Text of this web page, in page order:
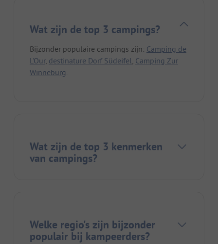
Wat zijn de top 3 campings?
Bijzonder populaire campings zijn: Camping de
L'Our, destinature Dorf Südeifel, Camping Zur
Winneburg.
Wat zijn de top 3 kenmerken
van campings?
Welke regio's zijn bijzonder
populair bij kampeerders?